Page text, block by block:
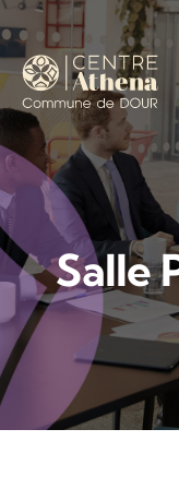
Passer
au
contenu
Salle